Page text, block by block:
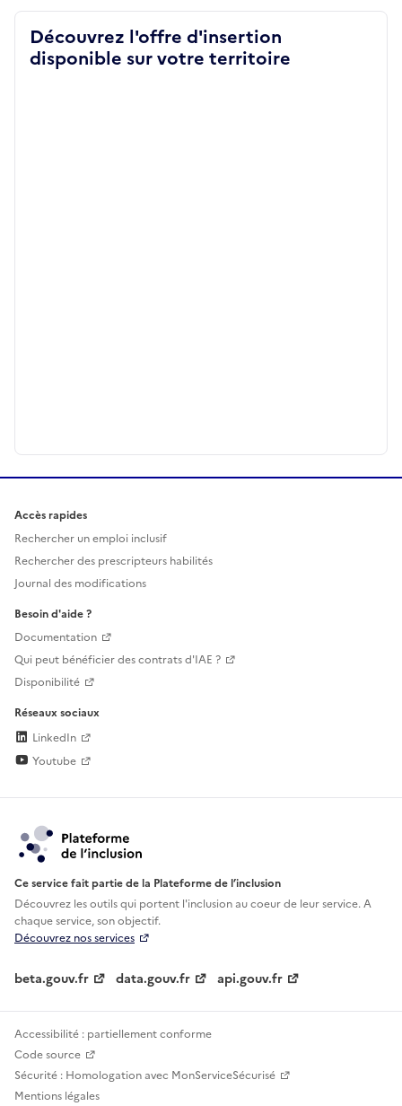
Découvrez l'offre d'insertion
disponible sur votre territoire
Accès rapides
Rechercher un emploi inclusif
Rechercher des prescripteurs habilités
Journal des modifications
Besoin d'aide ?
Documentation
Qui peut bénéficier des contrats d'IAE ?
Disponibilité
Réseaux sociaux
LinkedIn
Youtube
Ce service fait partie de la Plateforme de l’inclusion
Découvrez les outils qui portent l'inclusion aucoeur de leur service. A
chaque service, son objectif.
Découvrez nos services
beta.gouv.fr data.gouv.fr api.gouv.fr
Accessibilité : partiellement conforme
Code source
Sécurité : Homologation avec MonServiceSécurisé
Mentions légales